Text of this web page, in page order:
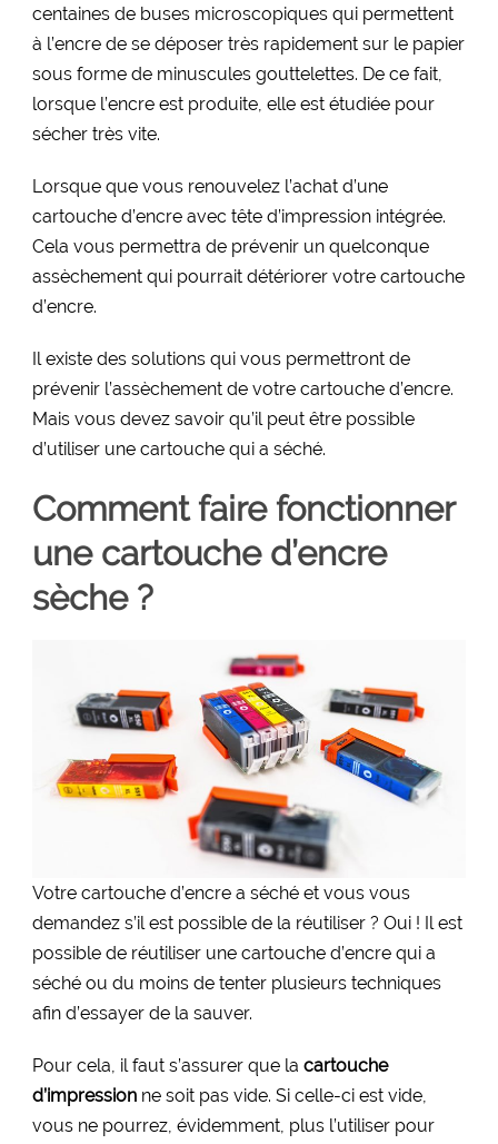
centaines de buses microscopiques qui permettent
à l’encre de se déposer très rapidement sur le papier
sous forme de minuscules gouttelettes. De ce fait,
lorsque l’encre est produite, elle est étudiée pour
sécher très vite.
Lorsque que vous renouvelez l’achat d’une
cartouche d’encre avec tête d’impression intégrée.
Cela vous permettra de prévenir un quelconque
assèchement qui pourrait détériorer votre cartouche
d’encre.
Il existe des solutions qui vous permettront de
prévenir l’assèchement de votre cartouche d’encre.
Mais vous devez savoir qu’il peut être possible
d’utiliser une cartouche qui a séché.
Comment faire fonctionner
une cartouche d’encre
sèche ?
Votre cartouche d’encre a séché et vous vous
demandez s’il est possible de la réutiliser ? Oui ! Il est
possible de réutiliser une cartouche d’encre qui a
séché ou du moins de tenter plusieurs techniques
afin d’essayer de la sauver.
Pour cela, il faut s’assurer que la cartouche
d’impression ne soit pas vide. Si celle-ci est vide,
vous ne pourrez, évidemment, plus l’utiliser pour